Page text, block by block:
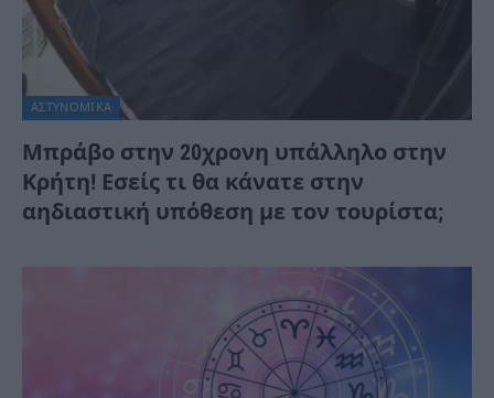
ΑΣΤΥΝΟΜΙΚΑ
Μπράβο στην 20χρονη υπάλληλο στην
Κρήτη! Εσείς τι θα κάνατε στην
αηδιαστική υπόθεση με τον τουρίστα;